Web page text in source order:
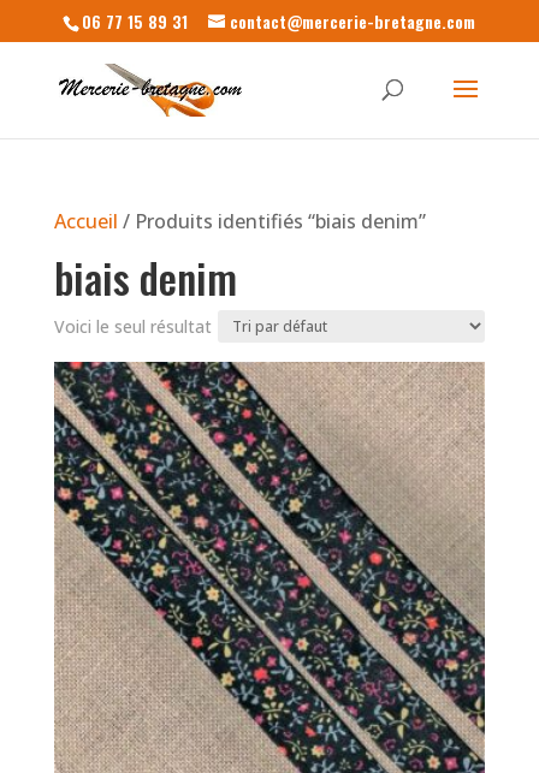
06 77 15 89 31 contact@mercerie-bretagne.com
Accueil / Produits identifiés “biais denim”
biais denim
Voici le seul résultat